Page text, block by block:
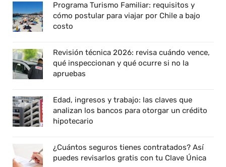
Programa Turismo Familiar: requisitos y
cómo postular para viajar por Chile a bajo
costo
Revisión técnica 2026: revisa cuándo vence,
qué inspeccionan y qué ocurre si no la
apruebas
Edad, ingresos y trabajo: las claves que
analizan los bancos para otorgar un crédito
hipotecario
¿Cuántos seguros tienes contratados? Así
puedes revisarlos gratis con tu Clave Única